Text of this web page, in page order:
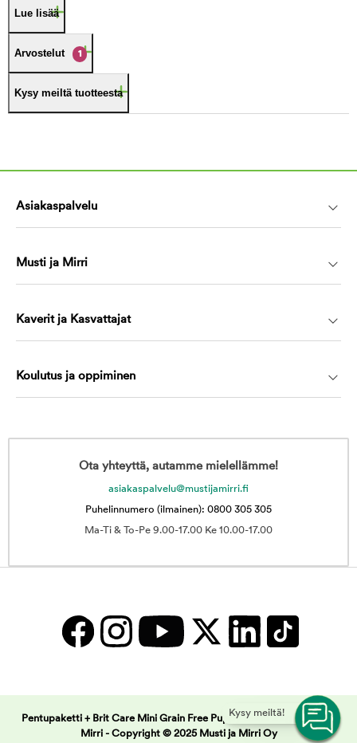
Lue lisää
Arvostelut 1
Kysy meiltä tuotteesta
Kysy meiltä!
Asiakaspalvelu
Musti ja Mirri
Kaverit ja Kasvattajat
Koulutus ja oppiminen
Ota yhteyttä, autamme mielellämme!
asiakaspalvelu@mustijamirri.fi
Puhelinnumero (ilmainen): 0800 305 305
Ma-Ti & To-Pe 9.00-17.00 Ke 10.00-17.00
Pentupaketti + Brit Care Mini Grain Free Puppy Lamb 2 kg | Musti ja
Mirri - Copyright © 2025 Musti ja Mirri Oy